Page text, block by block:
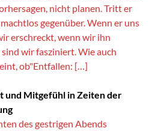
nicht planen. Tritt er
gegenüber. Wenn er uns
erschreckt, wenn wir ihn
wir fasziniert. Wie auch
ob"Entfallen: […]
und Mitgefühl in Zeiten der
des gestrigen Abends